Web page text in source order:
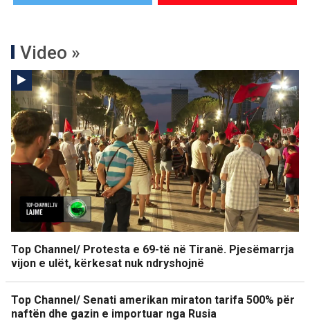
Video »
Top Channel/ Protesta e 69-të në Tiranë. Pjesëmarrja
vijon e ulët, kërkesat nuk ndryshojnë
Top Channel/ Senati amerikan miraton tarifa 500% për
naftën dhe gazin e importuar nga Rusia